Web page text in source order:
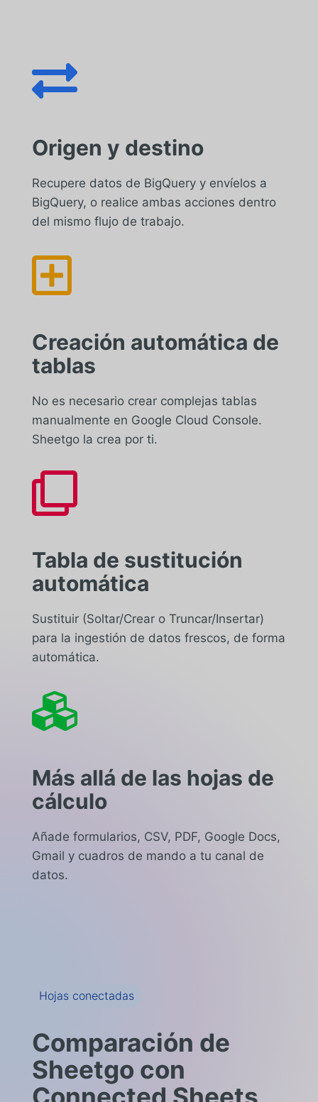

Origen y destino
Recupere datos de BigQuery y envíelos a
BigQuery, o realice ambas acciones dentro
del mismo flujo de trabajo.

Creación automática de
tablas
No es necesario crear complejas tablas
manualmente en Google Cloud Console.
Sheetgo la crea por ti.

Tabla de sustitución
automática
Sustituir (Soltar/Crear o Truncar/Insertar)
para la ingestión de datos frescos, de forma
automática.

Más allá de las hojas de
cálculo
Añade formularios, CSV, PDF, Google Docs,
Gmail y cuadros de mando a tu canal de
datos.
Hojas conectadas
Comparación de
Sheetgo con